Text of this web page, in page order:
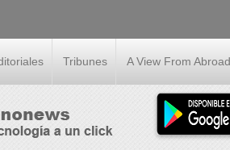
Tribunes A View From Abroad